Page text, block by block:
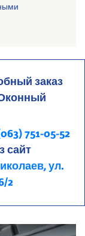
заказ
751-05-52
сайт
ул.
2